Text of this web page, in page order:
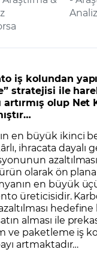
Analiz
iş kolundan yapı
stratejisi ile
artırmış olup Net
en büyük ikinci
ihracata dayalı
olarak ön
en büyük
üreticisidir.
hedefine
alması ile
ve paketleme iş
artmaktadır…